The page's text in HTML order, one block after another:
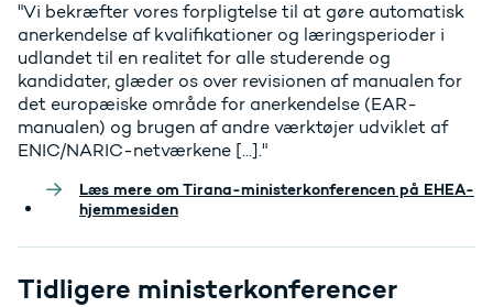
"Vi bekræfter vores forpligtelse til at gøre automatisk
anerkendelse af kvalifikationer og læringsperioder i
udlandet til en realitet for alle studerende og
kandidater, glæder os over revisionen af manualen for
det europæiske område for anerkendelse (EAR-
manualen) og brugen af andre værktøjer udviklet af
ENIC/NARIC-netværkene [...]."
Læs mere om Tirana-ministerkonferencen på EHEA-
hjemmesiden
Tidligere ministerkonferencer